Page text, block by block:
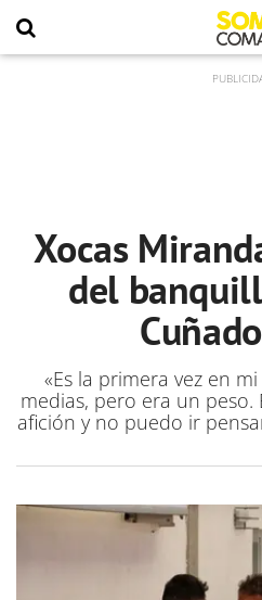
Xocas
del
«Es la primera vez en
medias, pero era un
afición y no puedo ir